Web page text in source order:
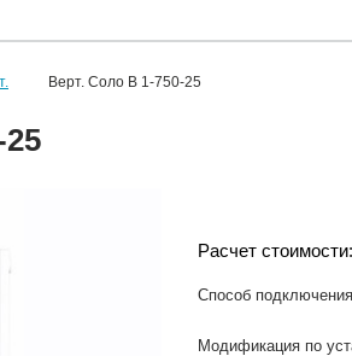
Верт. Соло В 1-750-25
Расчет стоимости:
Способ подключения
Модификация по